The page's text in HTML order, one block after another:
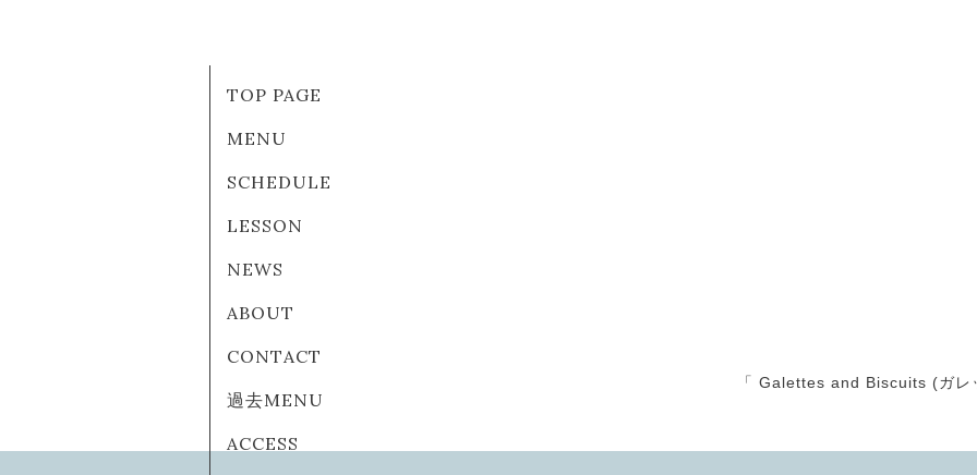
「 Galettes and Biscuits (ガ
TOP PAGE
MENU
SCHEDULE
LESSON
NEWS
ABOUT
CONTACT
過去MENU
ACCESS